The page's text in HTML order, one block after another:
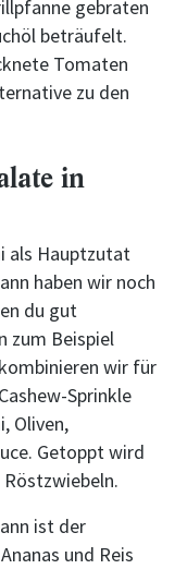
gebraten
beträufelt.
Tomaten
zu den
in
als Hauptzutat
haben wir noch
du gut
zum Beispiel
wir für
Sprinkle
Oliven,
Getoppt wird
ist der
und Reis